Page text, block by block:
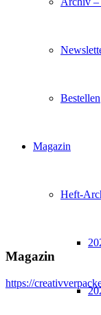
Bestellen
Magazin
Heft-
Magazin
https://